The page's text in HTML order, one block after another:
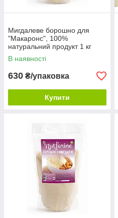
Мигдалеве борошно для
"Макаронс", 100%
натуральний продукт 1 кг
В наявності
630 ₴/упаковка
Купити